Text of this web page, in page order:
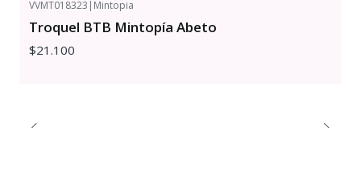
VVMT018323 | Mintopia
Troquel BTB Mintopía Abeto
$21.100